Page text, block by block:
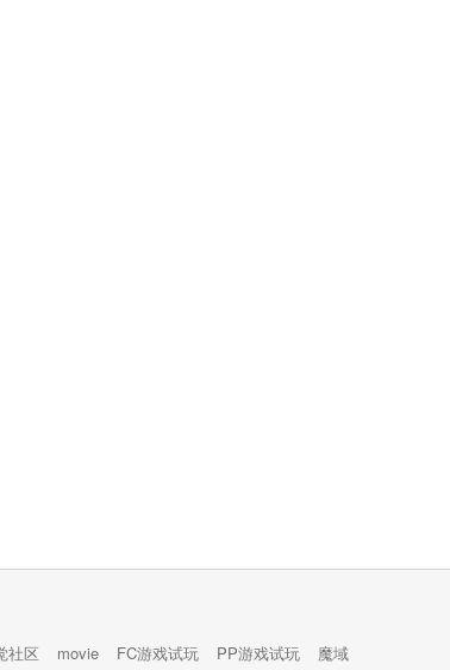
社区 movie FC游戏试玩 PP游戏试玩 魔域